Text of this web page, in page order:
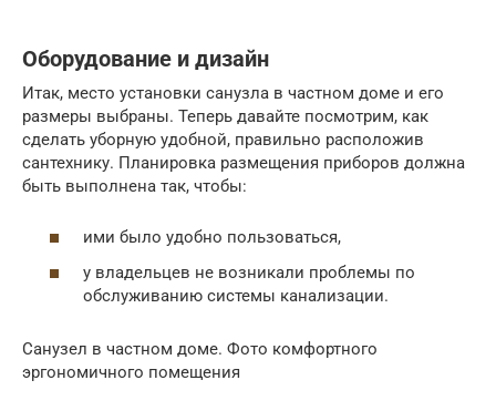
Оборудование и дизайн
Итак, место установки санузла в частном доме и его
размеры выбраны. Теперь давайте посмотрим, как
сделать уборную удобной, правильно расположив
сантехнику. Планировка размещения приборов должна
быть выполнена так, чтобы:
ими было удобно пользоваться,
у владельцев не возникали проблемы по
обслуживанию системы канализации.
Санузел в частном доме. Фото комфортного
эргономичного помещения